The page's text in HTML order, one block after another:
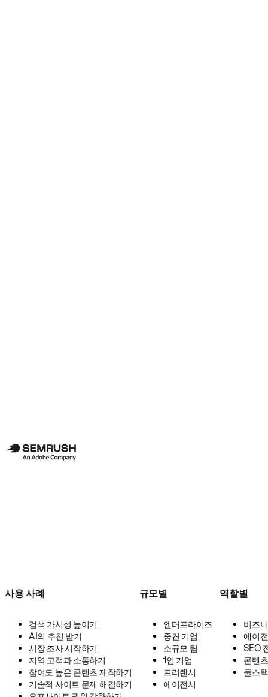
사용 사례
검색 가시성 높이기
AI의 추천 받기
시장 조사 시작하기
지역 고객과 소통하기
참여도 높은 콘텐츠 제작하기
기술적 사이트 문제 해결하기
규모별
엔터프라이즈
중견 기업
소규모 팀
1인 기업
프리랜서
에이전시
역할별
비즈
에이
SEO
콘텐
풀스